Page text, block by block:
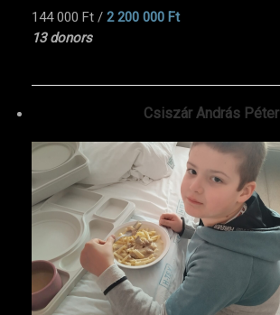
144 000 Ft / 2 200 000 Ft
13 donors
Csiszár András Péter